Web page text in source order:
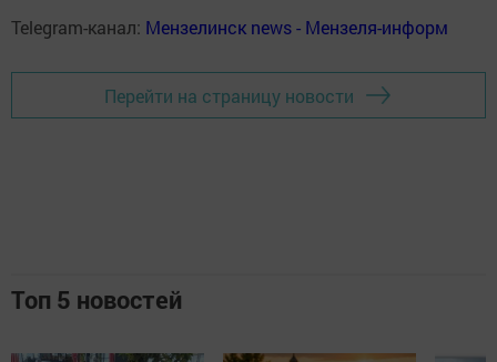
Telegram-канал: Мензелинск news - Мензеля-информ
Перейти на страницу новости
Топ 5 новостей